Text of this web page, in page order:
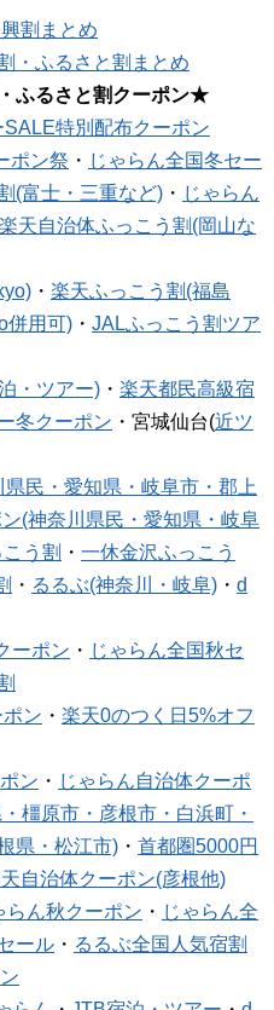
割まとめ
・ふるさと割まとめ
ふるさと割クーポン★
特別配布クーポン
ポン祭 ・ じゃらん全国冬セー
(富士・三重など) ・ じゃらん
楽天自治体ふっこう割(岡山な
・ 楽天ふっこう割(福島
併用可) ・ JALふっこう割ツア
・ツアー) ・ 楽天都民高級宿
冬クーポン ・宮城仙台(近ツ
民・愛知県・岐阜市・郡上
(神奈川県民・愛知県・岐阜
う割 ・ 一休金沢ふっこう
・ るるぶ(神奈川・岐阜) ・ d
ーポン ・ じゃらん全国秋セ
ン ・ 楽天0のつく日5%オフ
ン ・ じゃらん自治体クーポ
橿原市・彦根市・白浜町・
県・松江市) ・ 首都圏5000円
自治体クーポン(彦根他)
らん秋クーポン ・ じゃらん全
ール ・ るるぶ全国人気宿割